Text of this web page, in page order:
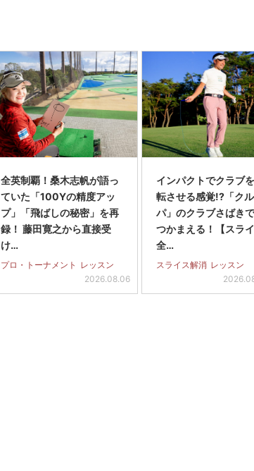
全英制覇！桑木志帆が語っ
ていた「100Yの精度アッ
プ」「飛ばしの秘密」を再
録！ 藤田寛之から直接受
け…
プロ・トーナメント レッスン
2026.08.06
インパクトでクラブ
転させる感覚!?「ク
パ」のクラブさばき
つかまえる！【スラ
全…
スライス解消 レッスン